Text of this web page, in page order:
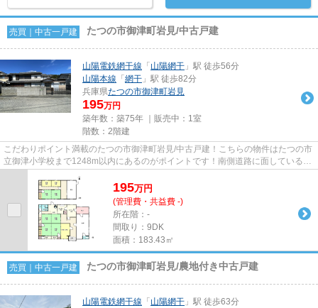
売買｜中古一戸建 たつの市御津町岩見/中古戸建
山陽電鉄網干線 「 山陽網干 」駅 徒歩56分
山陽本線 「 網干 」駅 徒歩82分
兵庫県たつの市御津町岩見
195万円
築年数：築75年 ｜販売中： 1室
階数：2階建
こだわりポイント満載のたつの市御津町岩見/中古戸建！こちらの物件はたつの市
立御津小学校まで1248m以内にあるのがポイントです！南側道路に面しているた
195万円
(管理費・共益費 -)
所在階：-
間取り：9DK
面積：183.43㎡
売買｜中古一戸建 たつの市御津町岩見/農地付き中古戸建
山陽電鉄網干線 「 山陽網干 」駅 徒歩63分